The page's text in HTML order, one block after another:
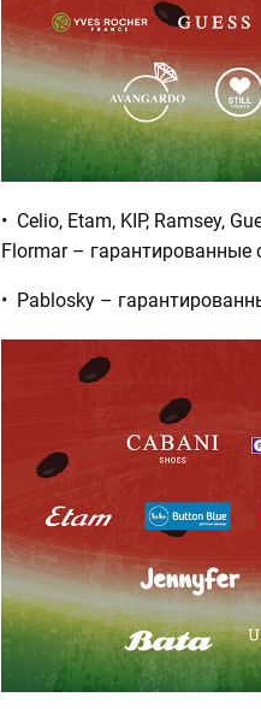
• Celio, Etam, KIP, Ramsey,
Flormar – гарантированные
• Pablosky –